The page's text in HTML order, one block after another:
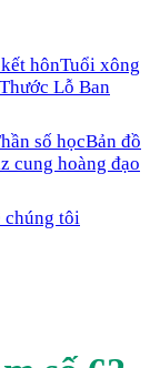
hônTuổi xông
Thước Lỗ Ban
số họcBản đồ
cung hoàng đạo
chúng tôi